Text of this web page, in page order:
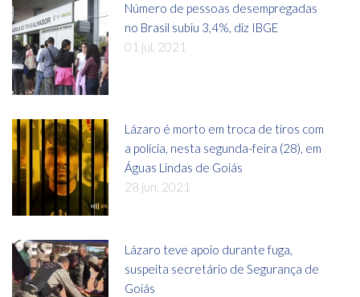
Número de pessoas desempregadas
no Brasil subiu 3,4%, diz IBGE
01 jul, 2021
Lázaro é morto em troca de tiros com
a polícia, nesta segunda-feira (28), em
Águas Lindas de Goiás
28 jun, 2021
Lázaro teve apoio durante fuga,
suspeita secretário de Segurança de
Goiás